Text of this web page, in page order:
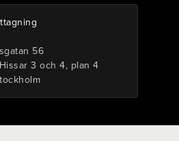
56
3 och 4, plan 4